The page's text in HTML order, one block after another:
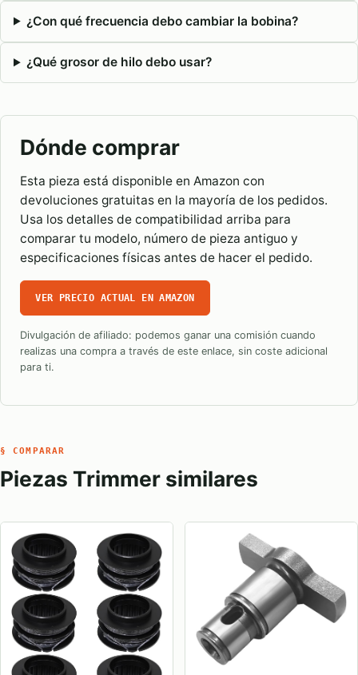
¿Con qué frecuencia debo cambiar la bobina?
¿Qué grosor de hilo debo usar?
Dónde comprar
Esta pieza está disponible en Amazon con
devoluciones gratuitas en la mayoría de los pedidos.
Usa los detalles de compatibilidad arriba para
comparar tu modelo, número de pieza antiguo y
especificaciones físicas antes de hacer el pedido.
VER PRECIO ACTUAL EN AMAZON
Divulgación de afiliado: podemos ganar una comisión cuando
realizas una compra a través de este enlace, sin coste adicional
para ti.
§ COMPARAR
Piezas Trimmer similares